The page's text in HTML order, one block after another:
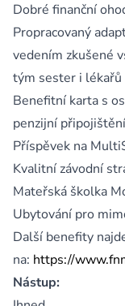
Dobré finanční
Propracovaný
vedením zkušené
tým sester i lékařů
Benefitní karta s
penzijní
Příspěvek na
Kvalitní závodní
Mateřská školka
Ubytování pro
Další benefity
na: https://
Nástup: